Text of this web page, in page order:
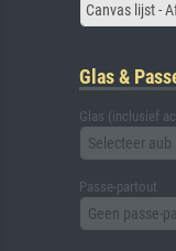
Glas &
Glas (inclusief
Selecteer aub
Passe-partout
Geen passe-